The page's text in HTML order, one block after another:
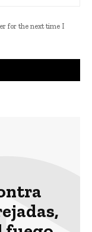
for the next time I